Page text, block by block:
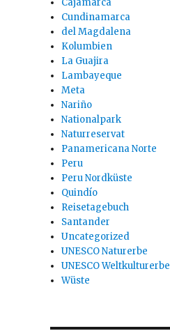
Cajamarca
Cundinamarca
del Magdalena
Kolumbien
La Guajira
Lambayeque
Meta
Nariño
Nationalpark
Naturreservat
Panamericana Norte
Peru
Peru Nordküste
Quindío
Reisetagebuch
Santander
Uncategorized
UNESCO Naturerbe
UNESCO Weltkulturerbe
Wüste